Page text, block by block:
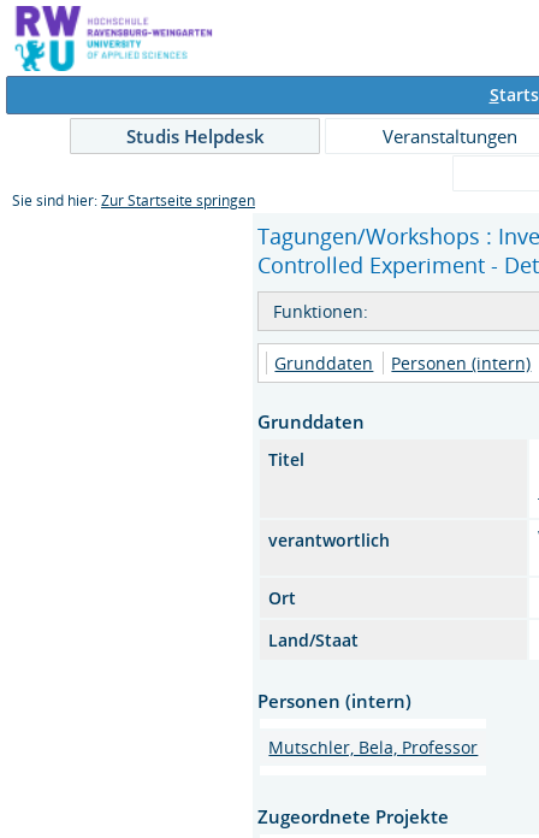
S
Studis Helpdesk
Veranstaltungen
Sie sind hier: Zur Startseite springen
Tagungen/Workshops :
Controlled Experiment -
Funktionen:
Grunddaten Personen (intern)
Grunddaten
Titel
verantwortlich
Ort
Land/Staat
Personen (intern)
Mutschler, Bela, Professor
Zugeordnete Projekte